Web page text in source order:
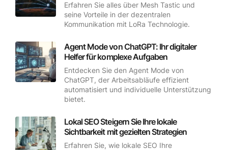
Erfahren Sie alles über Mesh Tastic und
seine Vorteile in der dezentralen
Kommunikation mit LoRa Technologie.
Agent Mode von ChatGPT: Ihr digitaler
Helfer für komplexe Aufgaben
Entdecken Sie den Agent Mode von
ChatGPT, der Arbeitsabläufe effizient
automatisiert und individuelle Unterstützung
bietet.
Lokal SEO Steigern Sie Ihre lokale
Sichtbarkeit mit gezielten Strategien
Erfahren Sie, wie lokale SEO Ihre